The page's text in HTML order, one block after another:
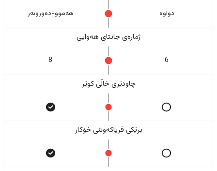
دواوە هەموو-دەوروبەر
ژمارەی جانتای هەوایی
6
8
چاودێری خاڵی کوێر
برێکی فریاکەوتنی خۆکار